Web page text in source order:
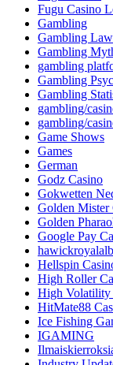
Fugu Casino
Gambling
Gambling
Gambling
gambling
Gambling
Gambling
gambling/
gambling/
Game Shows
Games
German
Godz Casino
Gokwetten
Golden Mister
Golden
Google Pay
Hellspin
High Roller
High Volatility
HitMate88
Ice Fishing
IGAMING